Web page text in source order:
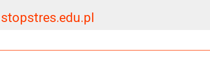
stopstres.edu.pl